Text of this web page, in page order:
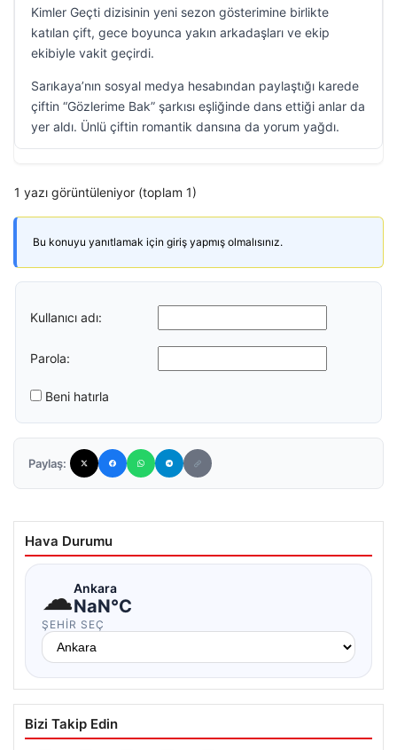
Kimler Geçti dizisinin yeni sezon gösterimine birlikte
katılan çift, gece boyunca yakın arkadaşları ve ekip
ekibiyle vakit geçirdi.
Sarıkaya’nın sosyal medya hesabından paylaştığı karede
çiftin “Gözlerime Bak” şarkısı eşliğinde dans ettiği anlar da
yer aldı. Ünlü çiftin romantik dansına da yorum yağdı.
1 yazı görüntüleniyor (toplam 1)
Bu konuyu yanıtlamak için giriş yapmış olmalısınız.
Kullanıcı adı:
Parola:
Beni hatırla
Paylaş:
Hava Durumu
☁Ankara
NaN°C
ŞEHIR SEÇ
Bizi Takip Edin